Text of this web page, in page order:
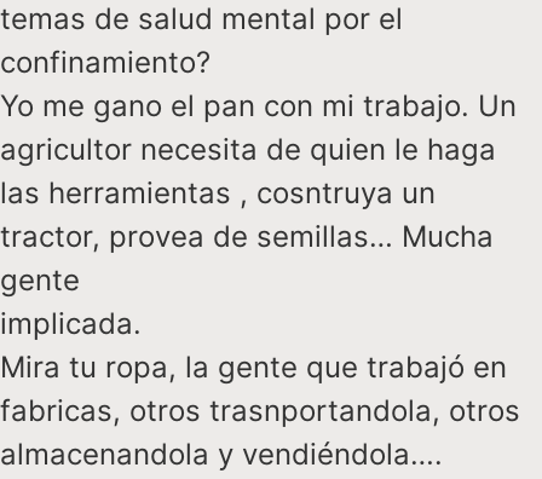
temas de salud mental por el
confinamiento?
Yo me gano el pan con mi trabajo. Un
agricultor necesita de quien le haga
las herramientas , cosntruya un
tractor, provea de semillas… Mucha
gente
implicada.
Mira tu ropa, la gente que trabajó en
fabricas, otros trasnportandola, otros
almacenandola y vendiéndola….